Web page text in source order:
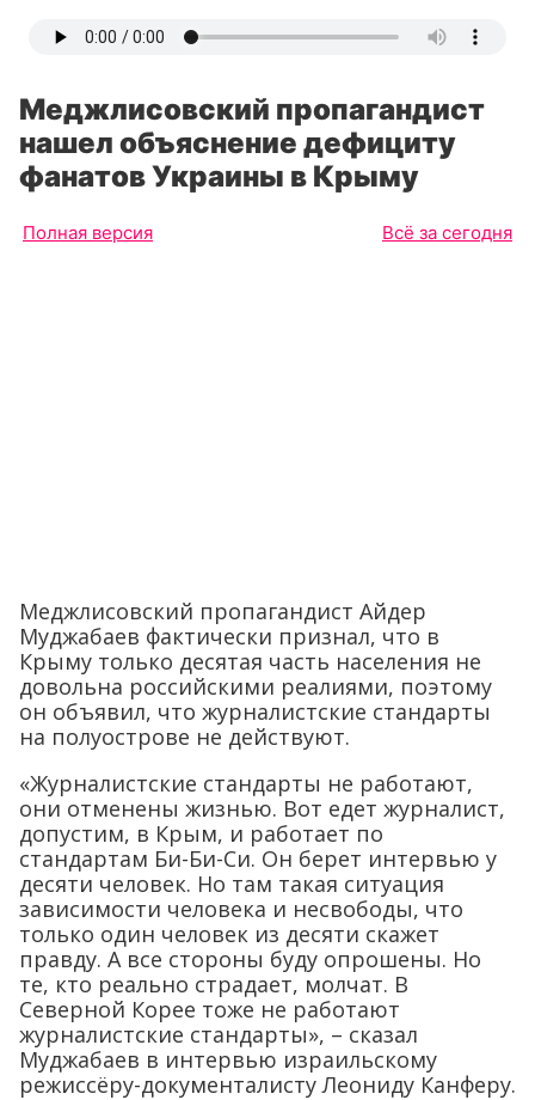
Меджлисовский пропагандист
нашел объяснение дефициту
фанатов Украины в Крыму
Полная версия Всё за сегодня
Меджлисовский пропагандист Айдер
Муджабаев фактически признал, что в
Крыму только десятая часть населения не
довольна российскими реалиями, поэтому
он объявил, что журналистские стандарты
на полуострове не действуют.
«Журналистские стандарты не работают,
они отменены жизнью. Вот едет журналист,
допустим, в Крым, и работает по
стандартам Би-Би-Си. Он берет интервью у
десяти человек. Но там такая ситуация
зависимости человека и несвободы, что
только один человек из десяти скажет
правду. А все стороны буду опрошены. Но
те, кто реально страдает, молчат. В
Северной Корее тоже не работают
журналистские стандарты», – сказал
Муджабаев в интервью израильскому
режиссёру-документалисту Леониду Канферу.